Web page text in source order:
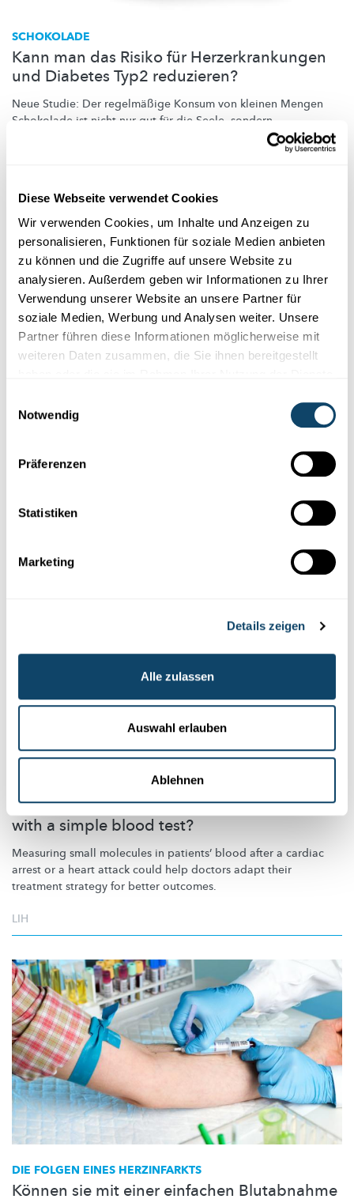
Diese Webseite verwendet Cookies
Wir verwenden Cookies, um Inhalte und Anzeigen zu
personalisieren, Funktionen für soziale Medien anbieten
zu können und die Zugriffe auf unsere Website zu
analysieren. Außerdem geben wir Informationen zu Ihrer
Verwendung unserer Website an unsere Partner für
soziale Medien, Werbung und Analysen weiter. Unsere
Partner führen diese Informationen möglicherweise mit
weiteren Daten zusammen, die Sie ihnen bereitgestellt
Notwendig
Präferenzen
Statistiken
Marketing
Details zeigen
Alle zulassen
Auswahl erlauben
Ablehnen
SCHOKOLADE
Kann man das Risiko für Herzerkrankungen
und Diabetes Typ2 reduzieren?
Neue Studie: Der regelmäßige Konsum von kleinen Mengen
Schokolade ist nicht nur gut für die Seele, sondern
PLÖTZLICHE
Herzzwischenfälle
als auch
5 Fälle pro Jahr.
FIGHT AGAINST HEART ATTACK
Predicting what happens after a heart attack
with a simple blood test?
Measuring small molecules in patients’ blood after a cardiac
arrest or a heart attack could help doctors adapt their
treatment strategy for better outcomes.
LIH
DIE FOLGEN EINES HERZINFARKTS
Können sie mit einer einfachen Blutabnahme